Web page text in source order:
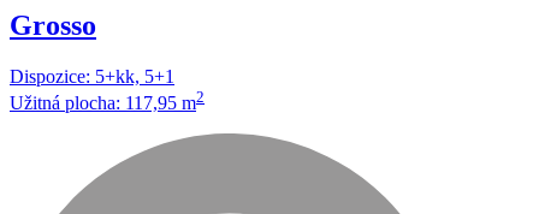
Grosso
Dispozice: 5+kk, 5+1
Užitná plocha: 117,95 m2